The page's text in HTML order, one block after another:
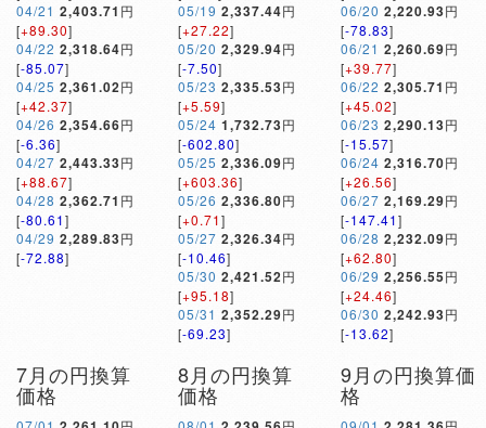
04/21 2,403.71 円
[+89.30]
04/22 2,318.64円
[-85.07]
04/25 2,361.02円
[+42.37]
04/26 2,354.66円
[-6.36]
04/27 2,443.33円
[+88.67]
04/28 2,362.71 円
[-80.61]
04/29 2,289.83円
[-72.88]
05/19 2,337.44円
[+27.22]
05/20 2,329.94円
[-7.50]
05/23 2,335.53円
[+5.59]
05/24 1,732.73円
[-602.80]
05/25 2,336.09円
[+603.36]
05/26 2,336.80円
[+0.71]
05/27 2,326.34円
[-10.46]
05/30 2,421.52円
[+95.18]
05/31 2,352.29円
[-69.23]
06/20 2,220.93円
[-78.83]
06/21 2,260.69円
[+39.77]
06/22 2,305.71 円
[+45.02]
06/23 2,290.13円
[-15.57]
06/24 2,316.70円
[+26.56]
06/27 2,169.29円
[-147.41]
06/28 2,232.09円
[+62.80]
06/29 2,256.55円
[+24.46]
06/30 2,242.93円
[-13.62]
7月の円換算
価格
8月の円換算
価格
9月の円換算価
格